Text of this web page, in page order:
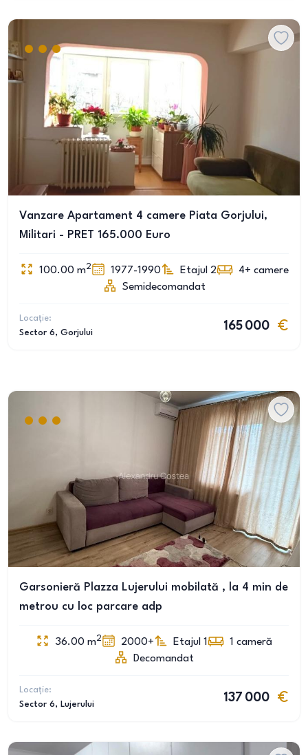
Vanzare Apartament 4 camere Piata Gorjului,
Militari - PRET 165.000 Euro
100.00 m2 1977-1990 Etajul 2 4+ camere
Semidecomandat
Locație:
Sector 6, Gorjului
165 000
Garsonieră Plazza Lujerului mobilată , la 4 min de
metrou cu loc parcare adp
36.00 m2 2000+ Etajul 1 1 cameră
Decomandat
Locație:
Sector 6, Lujerului
137 000